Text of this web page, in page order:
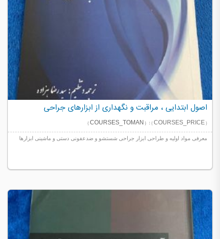
اصول ابتدایی ، مراقبت و نگهداری از ابزارهای جراحی
{ COURSES_PRICE } :
{ COURSES_TOMAN }
معرفی مواد اولیه و طراحی ابزار جراحی شستشو و ضدعفونی دستی و ماشینی ابزارها